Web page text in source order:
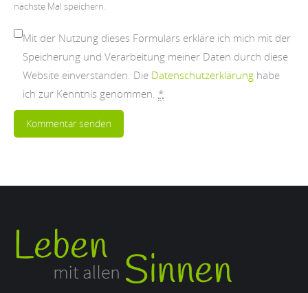
nächste Mal speichern.
Mit der Nutzung dieses Formulars erkläre ich mich mit der
Speicherung und Verarbeitung meiner Daten durch diese
Website einverstanden. Die Datenschutzerklärung habe
ich zur Kenntnis genommen. *
Kommentar senden